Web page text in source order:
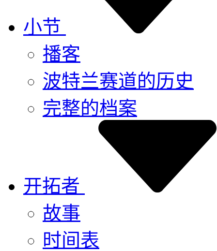
小节
播客
波特兰赛道的历史
完整的档案
开拓者
故事
时间表